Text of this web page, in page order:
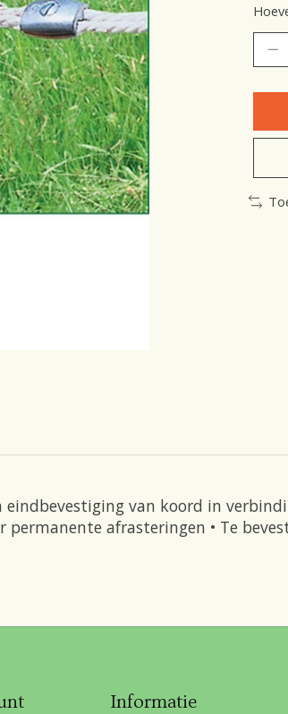
van koord in
afrasteringen • Te
Informatie